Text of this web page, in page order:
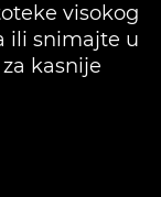
visokog
ili snimajte u
kasnije